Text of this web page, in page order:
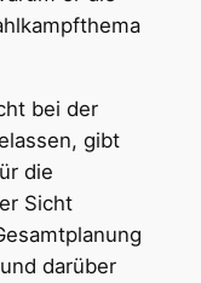
bei der
gibt
die
Sicht
darüber